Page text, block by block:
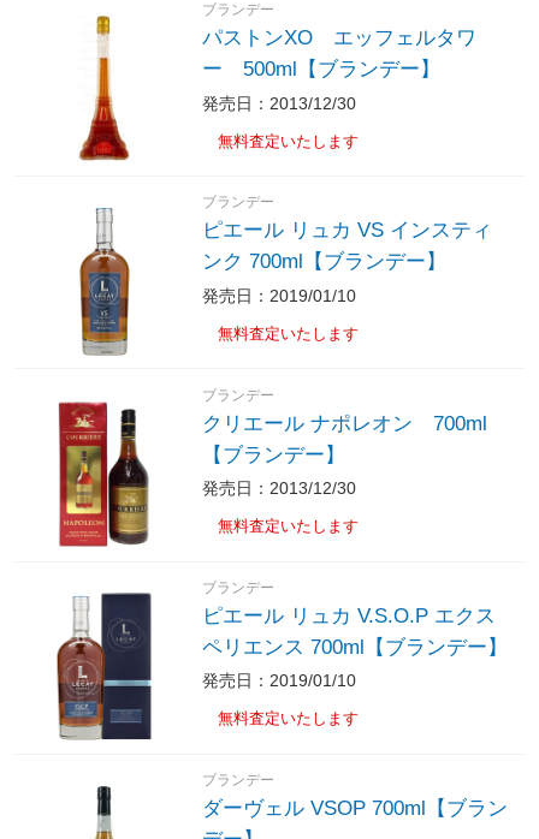
ブランデー
パストンXO エッフェルタワ
ー 500ml【ブランデー】
発売日：2013/12/30
無料査定いたします
ブランデー
ピエール リュカ VS インスティ
ンク 700ml【ブランデー】
発売日：2019/01/10
無料査定いたします
ブランデー
クリエール ナポレオン 700ml
【ブランデー】
発売日：2013/12/30
無料査定いたします
ブランデー
ピエール リュカ V.S.O.P エクス
ペリエンス 700ml【ブランデー】
発売日：2019/01/10
無料査定いたします
ブランデー
ダーヴェル VSOP 700ml【ブラン